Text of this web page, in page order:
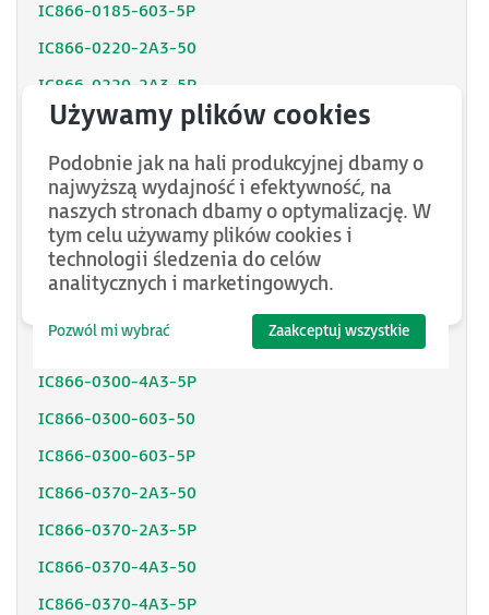
IC866-0185-603-5P
IC866-0220-2A3-50
IC866-0220-2A3-5P
IC866-0220-4A3-50
IC866-0220-4A3-5P
IC866-0220-603-50
IC866-0220-603-5P
IC866-0300-2A3-50
IC866-0300-4A3-50
IC866-0300-4A3-5P
IC866-0300-603-50
IC866-0300-603-5P
IC866-0370-2A3-50
IC866-0370-2A3-5P
IC866-0370-4A3-50
IC866-0370-4A3-5P
Podobnie jak na hali produkcyjnej dbamy o
najwyższą wydajność i efektywność, na
naszych stronach dbamy o optymalizację. W
tym celu używamy plików cookies i
technologii śledzenia do celów
analitycznych i marketingowych.
Pozwól mi wybrać Zaakceptuj wszystkie